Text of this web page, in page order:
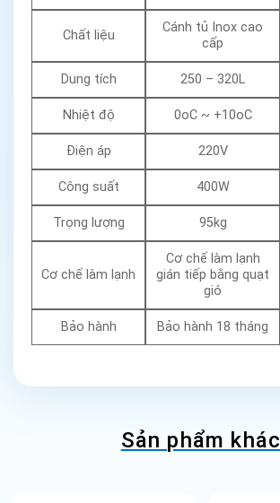
Chất liệu
Cánh tủ Inox cao
cấp
Dung tích 250 – 320L
Nhiệt độ 0oC ~ +10oC
Điện áp 220V
Công suất 400W
Trọng lượng 95kg
Cơ chế làm lạnh
Cơ chế làm lạnh
gián tiếp bằng quạt
gió
Bảo hành Bảo hành 18 tháng
Sản phẩm khác